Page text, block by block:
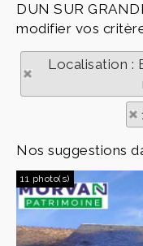
DUN SUR
modifier vos
Localisation :
Nos suggestions
11 photo(s)